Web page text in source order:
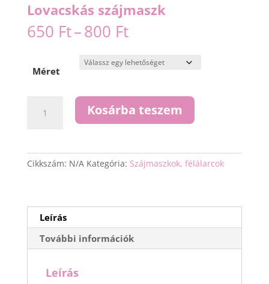
Lovacskás szájmaszk
650 Ft–800 FtÁrtartomány:
650 Ft
-
800 Ft
Méret
szájmaszk
Kosárba teszem
Cikkszám: N/A Kategória: Szájmaszkok, félálarcok
Leírás
További információk
Leírás